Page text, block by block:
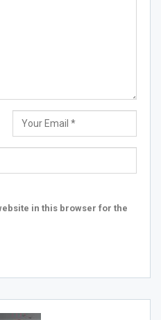
in this browser for the